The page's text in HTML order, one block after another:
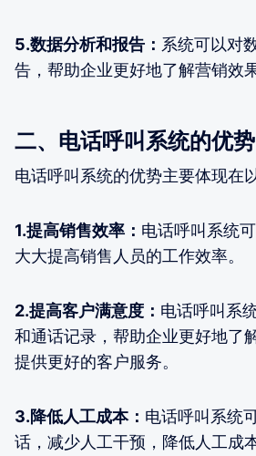
5.数据分析和报告： 系统可以对
告，帮助企业更好地了解营销效
二、电话呼叫系统的优势
电话呼叫系统的优势主要体现在
1.提高销售效率： 电话呼叫系统
大大提高销售人员的工作效率。
2.提高客户满意度： 电话呼叫系
和通话记录，帮助企业更好地了
提供更好的客户服务。
3.降低人工成本： 电话呼叫系统
话，减少人工干预，降低人工成本